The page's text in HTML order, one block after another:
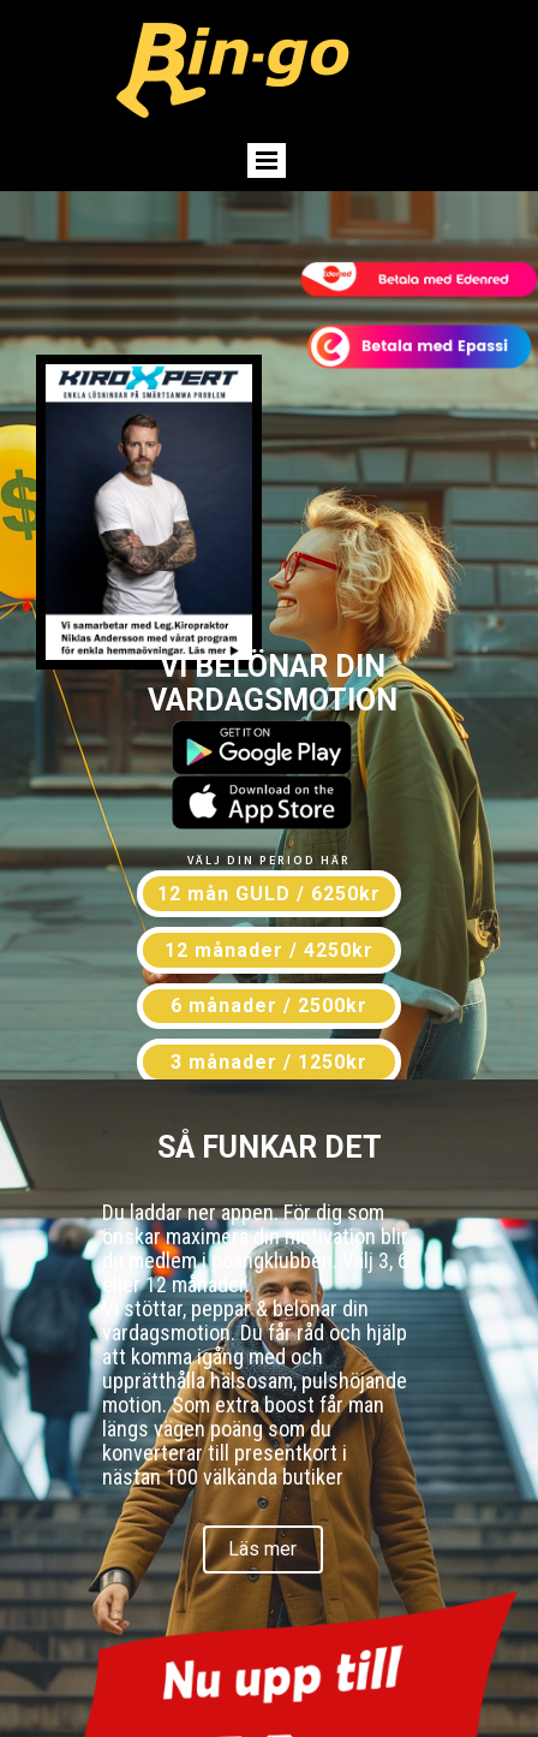
VI BELÖNAR DIN
VARDAGSMOTION
VÄLJ DIN PERIOD HÄR
12 mån GULD / 6250kr
12 månader / 4250kr
6 månader / 2500kr
3 månader / 1250kr
SÅ FUNKAR DET
Du laddar ner appen. För dig som
önskar maximera din motivation blir
du medlem i poängklubben. Välj 3, 6
eller 12 månader.
Vi stöttar, peppar & belönar din
vardagsmotion. Du får råd och hjälp
att komma igång med och
upprätthålla hälsosam, pulshöjande
motion. Som extra boost får man
längs vägen poäng som du
konverterar till presentkort i
nästan 100 välkända butiker
Läs mer